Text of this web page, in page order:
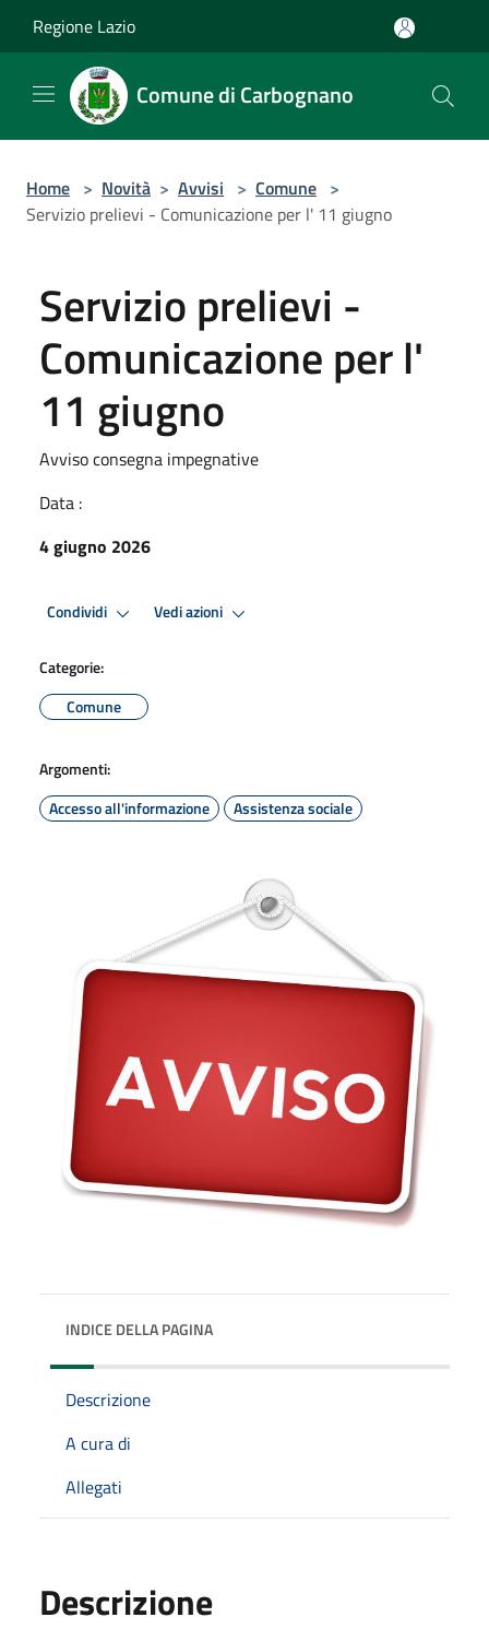
Regione Lazio
Comune di Carbognano
Home > Novità > Avvisi > Comune >
Servizio prelievi - Comunicazione per l' 11 giugno
Servizio prelievi -
Comunicazione per l'
11 giugno
Avviso consegna impegnative
Data :
4 giugno 2026
Condividi Vedi azioni
Categorie:
Comune
Argomenti:
Accesso all'informazione
Assistenza sociale
INDICE DELLA PAGINA
Descrizione
A cura di
Allegati
Descrizione